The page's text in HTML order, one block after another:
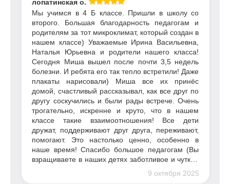
замечательной школе.
лопатинская о.
Мы учимся в 4 Б классе. Пришли в школу со
второго. Большая благодарность педагогам и
родителям за тот микроклимат, который создан в
нашем классе) Уважаемые Ирина Васильевна,
Наталья Юрьевна и родители нашего класса!
Сегодня Миша вышел после почти 3,5 недель
болезни. И ребята его так тепло встретили! Даже
плакаты нарисовали) Миша все их принёс
домой, счастливый рассказывал, как все друг по
другу соскучились и были рады встрече. Очень
трогательно, искренне и круто, что в нашем
классе такие взаимоотношения! Все дети
дружат, поддерживают друг друга, переживают,
помогают. Это настолько ценно, особенно в
наше время! Спасибо большое педагогам (Вы
взращиваете в наших детях заботливое и чуткое
отношение ко всему происходящему, укрепляя
дружбу и внимание друг к другу), родителям 🩷
9 октября 2025